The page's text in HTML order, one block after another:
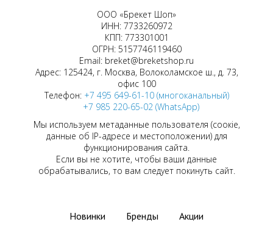
ООО «Брекет Шоп»
ИНН: 7733260972
КПП: 773301001
ОГРН: 5157746119460
Email: breket@breketshop.ru
Адрес: 125424, г. Москва, Волоколамское ш., д. 73,
офис 100
Телефон: +7 495 649-61-10 (многоканальный)
+7 985 220-65-02 (WhatsApp)
Мы используем метаданные пользователя (соокіе,
данные об IP-адресе и местоположении) для
функционирования сайта.
Если вы не хотите, чтобы ваши данные
обрабатывались, то вам следует покинуть сайт.
Новинки Бренды
Акции